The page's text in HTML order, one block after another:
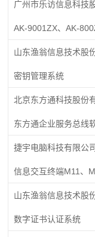
广州市乐访信息科技
AK-9001ZX、AK-
山东渔翁信息技术股
密钥管理系统
北京东方通科技股份
东方通企业服务总线
捷宇电脑科技有限公
信息交互终端M11、
山东渔翁信息技术股
数字证书认证系统